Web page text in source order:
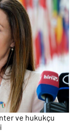
ve hukukçu